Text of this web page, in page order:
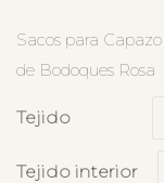
Sacos para
de Bodoques Rosa
Tejido
Tejido interior